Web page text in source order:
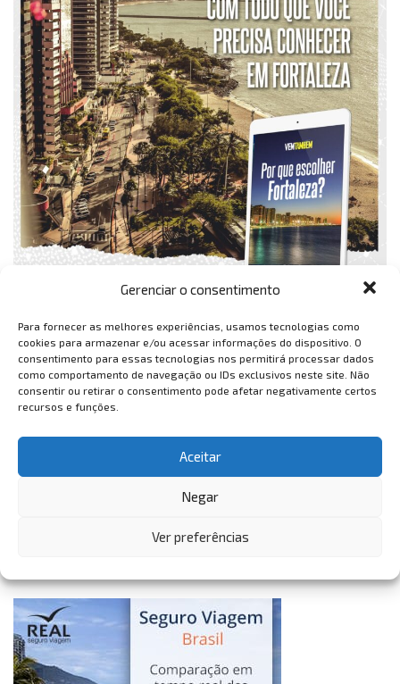
Gerenciar o consentimento
Para fornecer as melhores experiências, usamos tecnologias como
cookies para armazenar e/ou acessar informações do dispositivo. O
consentimento para essas tecnologias nos permitirá processar dados
como comportamento de navegação ou IDs exclusivos neste site. Não
consentir ou retirar o consentimento pode afetar negativamente certos
recursos e funções.
Aceitar
Negar
Ver preferências